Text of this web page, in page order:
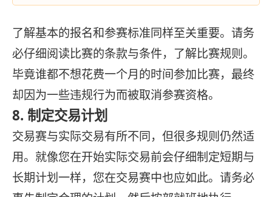
了解基本的报名和参赛标准同样至关重要。请务
必仔细阅读比赛的条款与条件，了解比赛规则。
毕竟谁都不想花费一个月的时间参加比赛，最终
却因为一些违规行为而被取消参赛资格。
8. 制定交易计划
交易赛与实际交易有所不同，但很多规则仍然适
用。就像您在开始实际交易前会仔细制定短期与
长期计划一样，您在交易赛中也应如此。请务必